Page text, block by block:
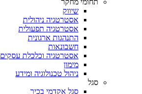
תחומי מחקר
שיווק
אסטרטגיה ניהולית
אסטרטגיה תפעולית
התנהגות ארגונית
חשבונאות
אסטרטגיה וכלכלת עסקים
מימון
ניהול טכנולוגיה ומידע
סגל
סגל אקדמי בכיר